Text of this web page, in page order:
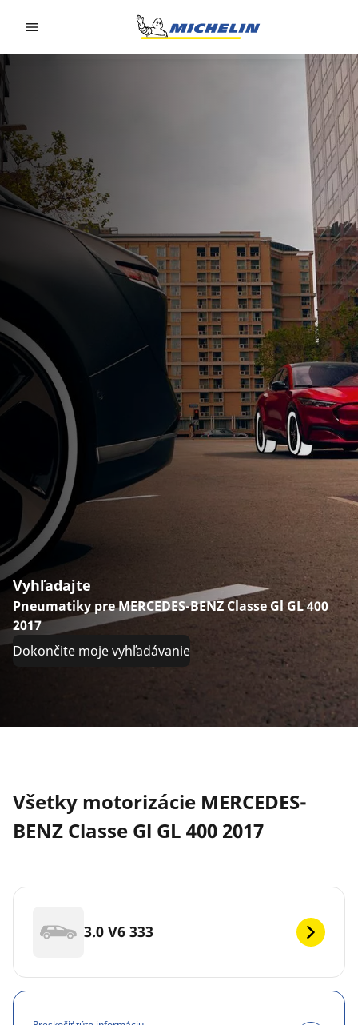
Vyhľadajte
Pneumatiky pre MERCEDES-BENZ Classe Gl GL 400
2017
Dokončite moje vyhľadávanie
Všetky motorizácie MERCEDES-
BENZ Classe Gl GL 400 2017
3.0 V6 333